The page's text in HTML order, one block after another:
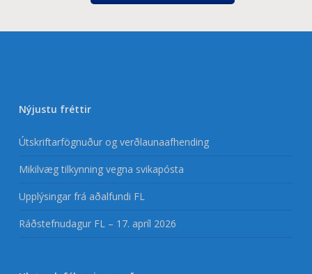
Nýjustu fréttir
Útskriftarfögnuður og verðlaunaafhending
Mikilvæg tilkynning vegna svikapósta
Upplýsingar frá aðalfundi FL
Ráðstefnudagur FL – 17. apríl 2026